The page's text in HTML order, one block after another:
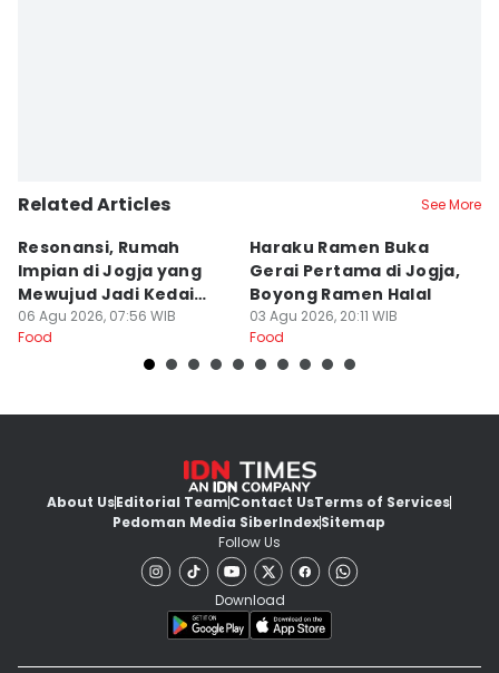
Related Articles See More
Resonansi, Rumah
Impian di Jogja yang
Mewujud Jadi Kedai
Ramen dan Burger
06 Agu 2026, 07:56 WIB
Food
Haraku Ramen Buka
Gerai Pertama di Jogja,
Boyong Ramen Halal
03 Agu 2026, 20:11 WIB
Food
About UsEditorial TeamContact UsTerms of Services
Pedoman Media SiberIndexSitemap
Follow Us
Download